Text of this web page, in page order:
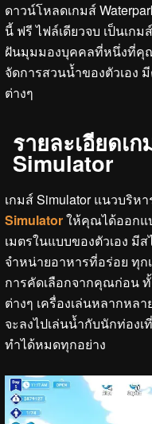
ดาวน์โหลดเกมส์
นี้ ฟรี ไฟล์เดียวจบ เป็นเก
ฝันมุมมองบุคคลที่หนึ่งที่คุ
จัดการสวนน้ำของตัวเอง
ต่างๆ
รายละเอียดเ
Simulator
เกมส์ Simulator แนวบริห
Simulatorให้คุณได้ออกแ
เมตรในแบบของตัวเอง มี
จำหน่ายอาหารที่อร่อย ทุ
การคัดเลือกจากคุณก่อน
ต่างๆ เครื่องเล่นหลากห
จะลงไปเล่นน้ำกับนักท่อง
ทำได้หมดทุกอย่าง